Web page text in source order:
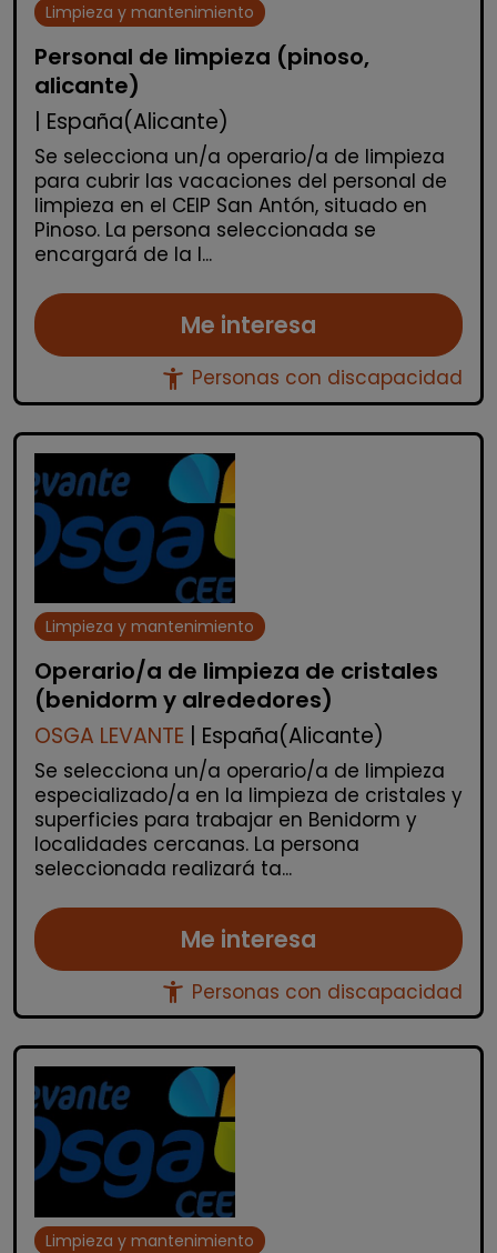
Limpieza y mantenimiento
Personal de limpieza (pinoso,
alicante)
| España(Alicante)
Se selecciona un/a operario/a de limpieza
para cubrir las vacaciones del personal de
limpieza en el CEIP San Antón, situado en
Pinoso. La persona seleccionada se
encargará de la l...
Me interesa
accessibility_new Personas con discapacidad
Limpieza y mantenimiento
Operario/a de limpieza de cristales
(benidorm y alrededores)
OSGA LEVANTE | España(Alicante)
Se selecciona un/a operario/a de limpieza
especializado/a en la limpieza de cristales y
superficies para trabajar en Benidorm y
localidades cercanas. La persona
seleccionada realizará ta...
Me interesa
accessibility_new Personas con discapacidad
Limpieza y mantenimiento